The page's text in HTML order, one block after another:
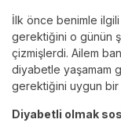
İlk önce benimle ilgili
gerektiğini o günün
çizmişlerdi. Ailem
diyabetle yaşamam
gerektiğini uygun bir
Diyabetli olmak